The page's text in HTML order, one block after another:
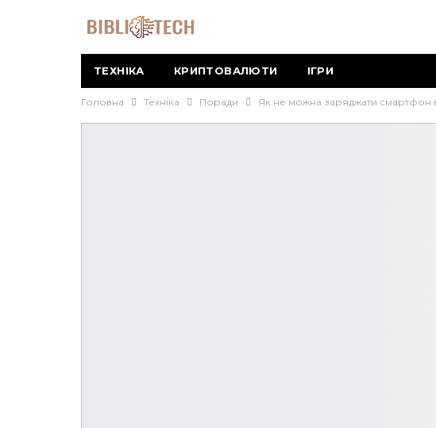
ТЕХНІКА КРИПТОВАЛЮТИ ІГРИ
Головна Техніка Поради Як не можна заряджати смартфон